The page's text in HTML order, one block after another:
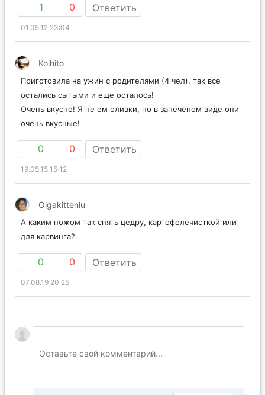
1 0 Ответить
01.05.12 23:04
Koihito
Приготовила на ужин с родителями (4 чел), так все
остались сытыми и еще осталось!
Очень вкусно! Я не ем оливки, но в запеченом виде они
очень вкусные!
0 0 Ответить
19.05.15 15:12
Olgakittenlu
А каким ножом так снять цедру, картофелечисткой или
для карвинга?
0 0 Ответить
07.08.19 20:25